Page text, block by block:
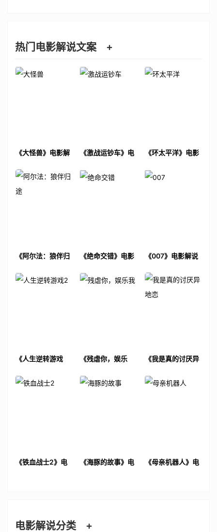
热门电影解说文案 +
《大怪兽》电影解
《激战运钞车》电
《环太平洋》电影
《阿尔法：狼伴归
《绝命交错》电影
《007》电影解说
《人生逆转游戏
《残虐你，娱乐
《我是真的讨厌异
案
《铁血战士2》电
《海豚的故事》电
《母亲机器人》电
电影解说分类 +